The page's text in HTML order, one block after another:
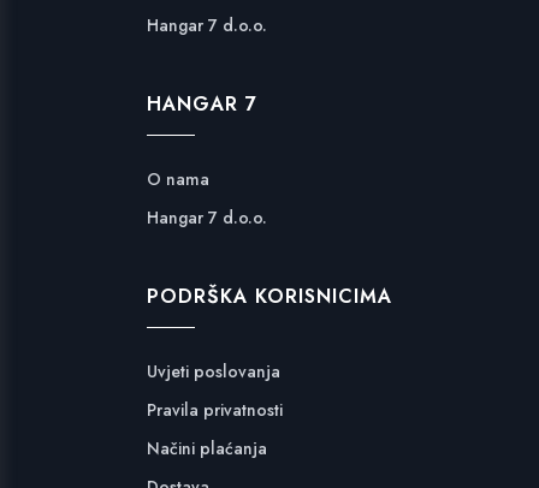
Hangar 7 d.o.o.
HANGAR 7
O nama
Hangar 7 d.o.o.
PODRŠKA KORISNICIMA
Uvjeti poslovanja
Pravila privatnosti
Načini plaćanja